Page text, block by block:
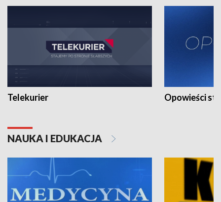
Telekurier Opowieści
NAUKA I EDUKACJA